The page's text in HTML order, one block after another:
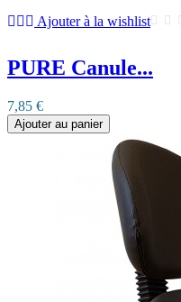
Ajouter à la wishlist
PURE Canule...
7,85 €
Ajouter au panier